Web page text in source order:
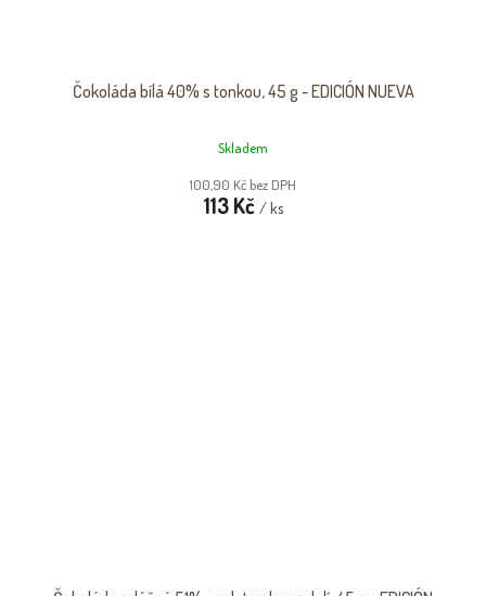
Čokoláda bílá 40% s tonkou, 45 g - EDICIÓN NUEVA
Skladem
100,90 Kč bez DPH
113 Kč / ks